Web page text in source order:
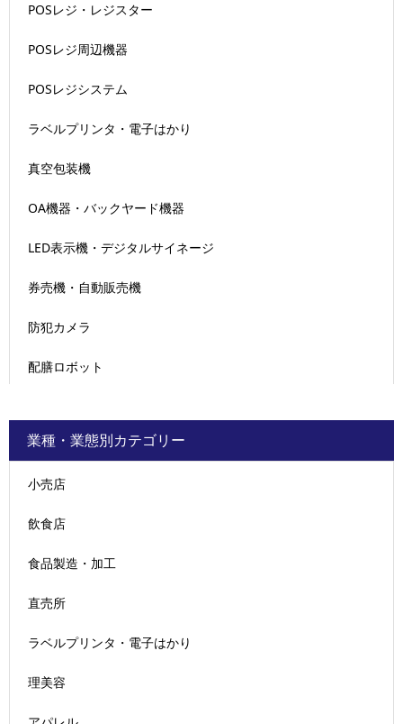
POSレジ・レジスター
POSレジ周辺機器
POSレジシステム
ラベルプリンタ・電子はかり
真空包装機
OA機器・バックヤード機器
LED表示機・デジタルサイネージ
券売機・自動販売機
防犯カメラ
配膳ロボット
業種・業態別カテゴリー
小売店
飲食店
食品製造・加工
直売所
ラベルプリンタ・電子はかり
理美容